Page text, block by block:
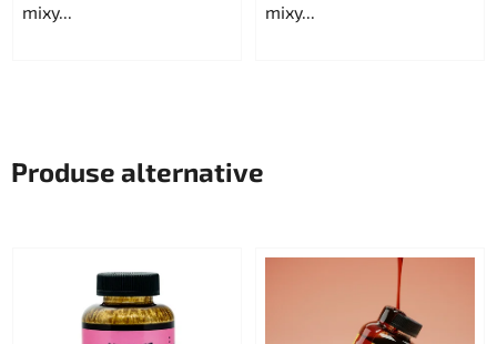
mixy...
mixy...
Produse alternative